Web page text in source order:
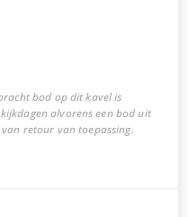
bod op dit kavel is
alvorens een bod uit
retour van toepassing.